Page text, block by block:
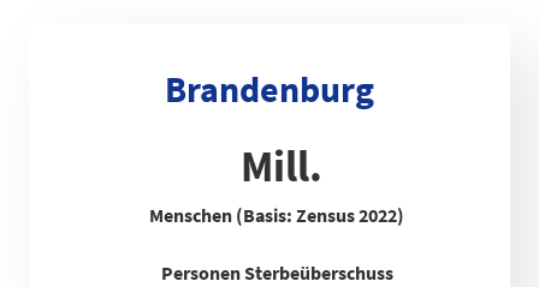
Brandenburg
Mill.
Menschen (Basis: Zensus 2022)
Personen Sterbeüberschuss